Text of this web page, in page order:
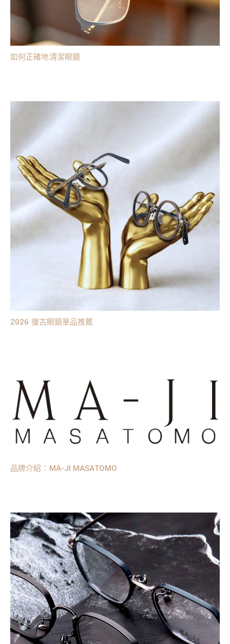
如何正確地清潔眼鏡
2026 復古眼鏡單品推薦
品牌介紹：MA-JI MASATOMO